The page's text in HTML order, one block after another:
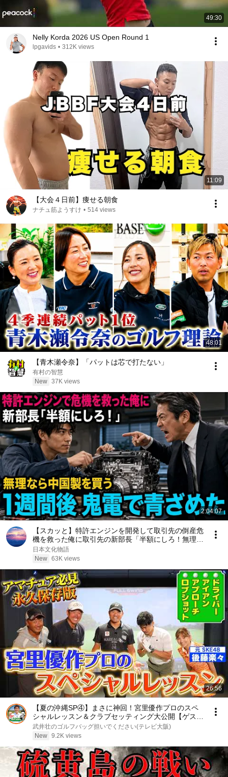
49:30
Nelly Korda 2026 US Open Round 1
lpgavids • 312K views
11:09
【大会４日前】痩せる朝食
ナチュ筋ようすけ • 514 views
48:01
【青木瀬令奈】「パットは芯で打たない」
有村の智慧
New 37K views
2:04:07
【スカッと】特許エンジンを開発して取引先の倒産危
機を救った俺に取引先の新部長「半額にしろ！無理な
ら中国製を買う」1週間後、部長から鬼電→俺「お宅
の競合と5倍で独占契約済みです」
日本文化物語
New 63K views
26:56
【夏の沖縄SP④】まさに神回！宮里優作プロのスペ
シャルレッスン＆クラブセッティング大公開【ゲス
ト：宮里優作、後藤楽々】(#134）
武井壮のゴルフバッグ担いでください(テレビ大阪)
New 9.2K views